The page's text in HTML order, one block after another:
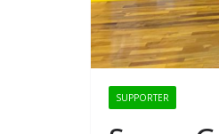
SUPPORTER